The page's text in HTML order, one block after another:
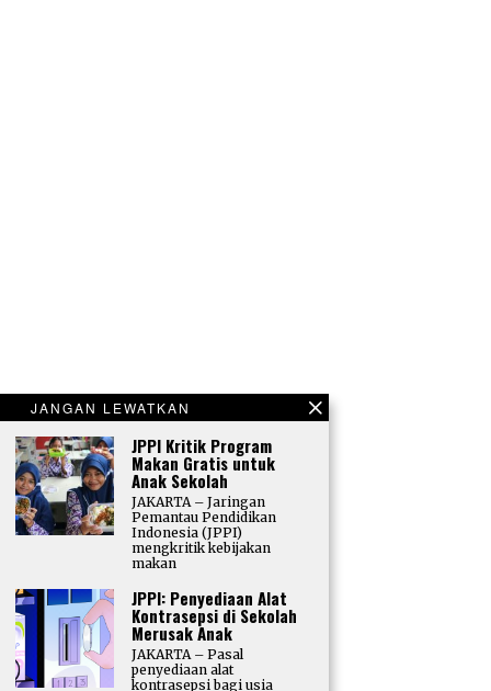
JANGAN LEWATKAN
JPPI Kritik Program
Makan Gratis untuk
Anak Sekolah
JAKARTA – Jaringan
Pemantau Pendidikan
Indonesia (JPPI)
mengkritik kebijakan
makan
JPPI: Penyediaan Alat
Kontrasepsi di Sekolah
Merusak Anak
JAKARTA – Pasal
penyediaan alat
kontrasepsi bagi usia